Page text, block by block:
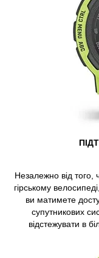
Незалежно від того,
гірському
ви матимете
супутникових
відстежувати в